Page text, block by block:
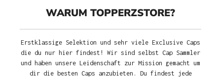
WARUM TOPPERZSTORE?
Erstklassige Selektion und sehr viele Exclusive Caps
die du nur hier findest! Wir sind selbst Cap Sammler
und haben unsere Leidenschaft zur Mission gemacht um
dir die besten Caps anzubieten. Du findest jede